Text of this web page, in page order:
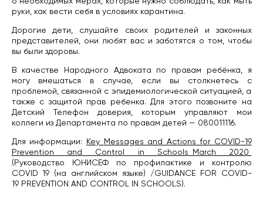
руки, как вести себя в условиях карантина.
Дорогие дети, слушайте своих родителей и законных
представителей, они любят вас и заботятся о том, чтобы
вы были здоровы.
В качестве Народного Адвоката по правам ребёнка, я
могу вмешаться в случае, если вы столкнетесь с
проблемой, связанной с эпидемиологической ситуацией, а
также с защитой прав ребенка. Для этого позвоните на
Детский Телефон доверия, которым управляют мои
коллеги из Департамента по правам детей — 080011116.
Для информации: Key
Messages and Actions for COVID-19
Prevention and Control in Schools_March 2020
( Руководство ЮНИСЕФ по профилактике и контролю
COVID 19 (на английском языке) /GUIDANCE FOR COVID-
19 PREVENTION AND CONTROL IN SCHOOLS).